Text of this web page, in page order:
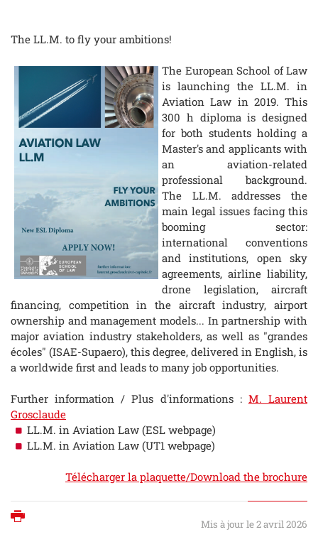
The LL.M. to fly your ambitions!
The European School of Law
is launching the LL.M. in
Aviation Law in 2019. This
300 h diploma is designed
for both students holding a
Master's and applicants with
an aviation-related
professional background.
The LL.M. addresses the
main legal issues facing this
booming sector:
international conventions
and institutions, open sky
agreements, airline liability,
drone legislation, aircraft
financing, competition in the aircraft industry, airport
ownership and management models... In partnership with
major aviation industry stakeholders, as well as "grandes
écoles" (ISAE-Supaero), this degree, delivered in English, is
a worldwide first and leads to many job opportunities.
Further information / Plus d'informations : M. Laurent
Grosclaude
LL.M. in Aviation Law(ESL webpage)
LL.M. in Aviation Law(UT1 webpage)
Télécharger la plaquette/Download the brochure
Mis à jour le 2 avril 2026